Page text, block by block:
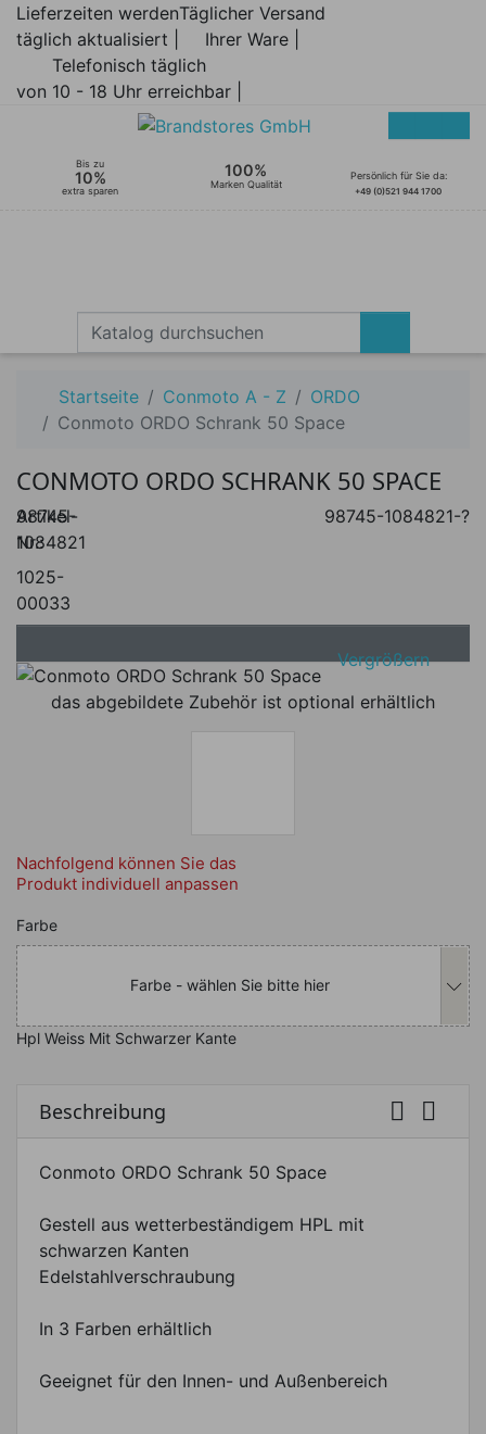
Lieferzeiten werden
täglich aktualisiert |
Täglicher Versand
Ihrer Ware |
Telefonisch täglich
von 10 - 18 Uhr erreichbar |
Bis zu
10%
extra sparen
100%
Marken Qualität
Persönlich für Sie da:
+49 (0)521 944 1700
Startseite Conmoto A - Z
ORDO
Conmoto ORDO Schrank 50 Space
CONMOTO ORDO SCHRANK 50 SPACE
Artikel-
Nr.:
1025-
00033
98745-
1084821
98745-1084821-?
Vergrößern
das abgebildete Zubehör ist optional erhältlich
Nachfolgend können Sie das
Produkt individuell anpassen
Nachfolgend können Sie das
Farbe
Farbe - wählen Sie bitte hier
Hpl Weiss Mit Schwarzer Kante
Beschreibung  
Conmoto ORDO Schrank 50 Space
Gestell aus wetterbeständigem HPL mit
schwarzen Kanten
Edelstahlverschraubung
In 3 Farben erhältlich
Geeignet für den Innen- und Außenbereich